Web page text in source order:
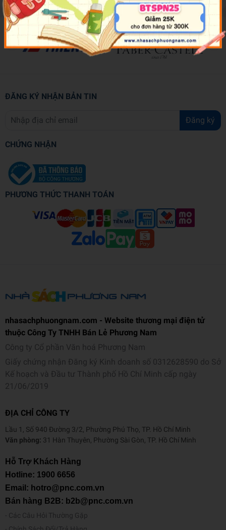
ĐĂNG KÝ NHẬN BẢN TIN
Đăng ký
CHỨNG NHẬN
PHƯƠNG THỨC THANH TOÁN
nhasachphuongnam.com - Website thương mại điện tử
thuộc Công Ty TNHH Bán Lẻ Phương Nam
Công ty Cổ phần Văn hoá Phương Nam
Giấy chứng nhận Đăng ký Kinh doanh số 0312628590 do Sở
Kế hoạch và Đầu tư Thành phố Hồ Chí Minh cấp ngày
21/06/2019
ĐỊA CHỈ CÔNG TY
Lầu 1, Số 940 Đường 3/2, Phường Phú Thọ, TP. Hồ Chí Minh
Văn phòng: 31 Hàn Thuyên, Phường Sài Gòn, TP. Hồ Chí Minh
Hỗ Trợ Khách Hàng
Hotline: 1900 6656
Email: hotro@pnc.com.vn
Bán hàng B2B: b2b@pnc.com.vn
Các Câu Hỏi Thường Gặp